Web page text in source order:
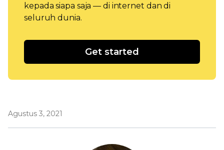
kepada siapa saja — di internet dan di
seluruh dunia.
Get started
Agustus 3, 2021